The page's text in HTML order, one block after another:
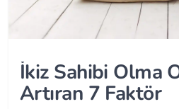
İkiz Sahibi Olma
Artıran 7 Faktör